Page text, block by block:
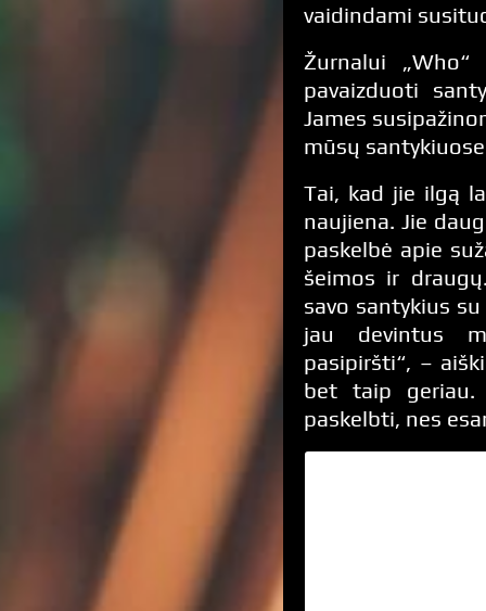
vaidindami
Žurnalui
pavaizduoti
James
mūsų
Tai, kad jie ilgą
naujiena. Jie
paskelbė apie
šeimos ir
savo santykius
jau devintus
pasipiršti“, –
bet taip geriau.
paskelbti, nes